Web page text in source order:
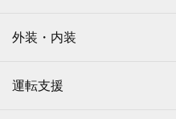
外装・内装
運転支援